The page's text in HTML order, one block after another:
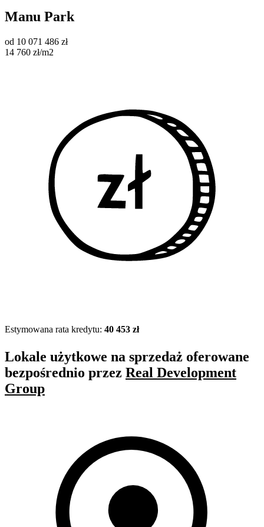
Manu Park
od 10 071 486 zł
14 760 zł/m2
Estymowana rata kredytu: 40 453 zł
Lokale użytkowe na sprzedaż oferowane
bezpośrednio przez Real Development
Group